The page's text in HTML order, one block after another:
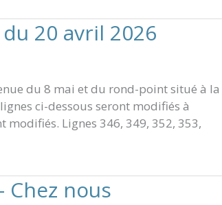
20 avril 2026
du 8 mai et du rond-point situé à la
ci-dessous seront modifiés à
modifiés. Lignes 346, 349, 352, 353,
Chez nous